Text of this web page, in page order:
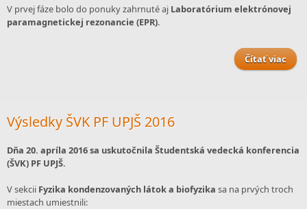
V prvej fáze bolo do ponuky zahrnuté aj Laboratórium elektrónovej
paramagnetickej rezonancie (EPR).
Čítať viac
Výsledky ŠVK PF UPJŠ 2016
Dňa 20. apríla 2016 sa uskutočnila Študentská vedecká konferencia
(ŠVK) PF UPJŠ.
V sekcii Fyzika kondenzovaných látok a biofyzika sa na prvých troch
miestach umiestnili: